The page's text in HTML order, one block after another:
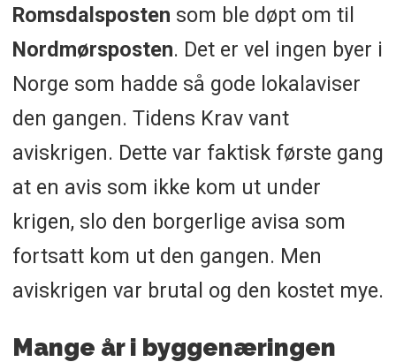
Romsdalsposten som ble døpt om til
Nordmørsposten. Det er vel ingen byer i
Norge som hadde så gode lokalaviser
den gangen. Tidens Krav vant
aviskrigen. Dette var faktisk første gang
at en avis som ikke kom ut under
krigen, slo den borgerlige avisa som
fortsatt kom ut den gangen. Men
aviskrigen var brutal og den kostet mye.
Mange år i byggenæringen